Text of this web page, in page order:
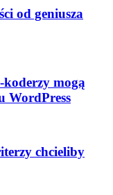
od geniusza
koderzy mogą
WordPress
chcieliby